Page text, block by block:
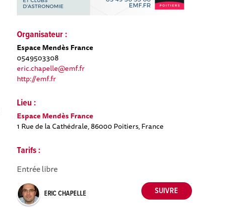
Organisateur :
Espace Mendès France
0549503308
eric.chapelle@emf.fr
http://emf.fr
Lieu :
Espace Mendès France
1 Rue de la Cathédrale, 86000 Poitiers, France
Tarifs :
Entrée libre
ERIC CHAPELLE